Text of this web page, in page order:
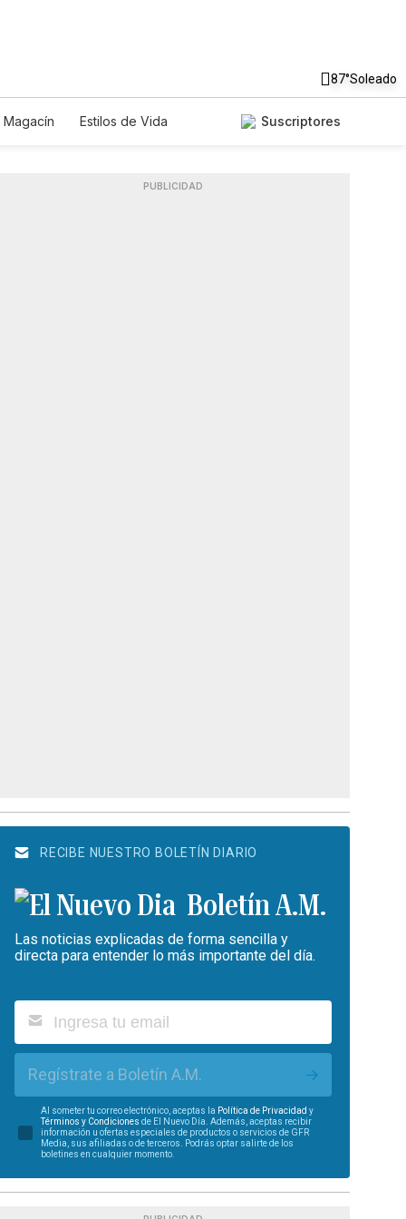
87°Soleado
Magacín
Estilos de Vida
Suscriptores
PUBLICIDAD
RECIBE NUESTRO BOLETÍN DIARIO
Boletín A.M.
Las noticias explicadas de forma sencilla y
directa para entender lo más importante del día.
Regístrate a Boletín A.M.
Al someter tu correo electrónico, aceptas la Política de Privacidad y
Términos y Condiciones de El Nuevo Día. Además, aceptas recibir
información u ofertas especiales de productos o servicios de GFR
Media, sus afiliadas o de terceros. Podrás optar salirte de los
boletines en cualquier momento.